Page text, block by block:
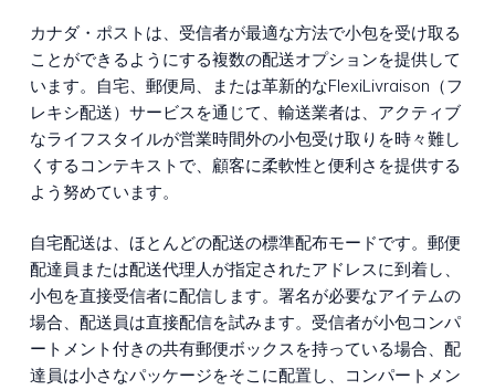
カナダ・ポストは、受信者が最適な方法で小包を受け取る
ことができるようにする複数の配送オプションを提供して
います。自宅、郵便局、または革新的なFlexiLivraison（フ
レキシ配送）サービスを通じて、輸送業者は、アクティブ
なライフスタイルが営業時間外の小包受け取りを時々難し
くするコンテキストで、顧客に柔軟性と便利さを提供する
よう努めています。
自宅配送は、ほとんどの配送の標準配布モードです。郵便
配達員または配送代理人が指定されたアドレスに到着し、
小包を直接受信者に配信します。署名が必要なアイテムの
場合、配送員は直接配信を試みます。受信者が小包コンパ
ートメント付きの共有郵便ボックスを持っている場合、配
達員は小さなパッケージをそこに配置し、コンパートメン